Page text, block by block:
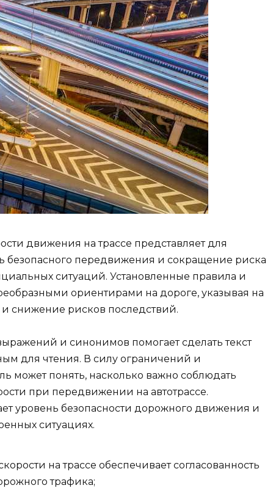
движения на трассе представляет для
безопасного передвижения и сокращение риска
ситуаций. Установленные правила и
ориентирами на дороге, указывая на
снижение рисков последствий.
и синонимов помогает сделать текст
для чтения. В силу ограничений и
может понять, насколько важно соблюдать
при передвижении на автотрассе.
уровень безопасности дорожного движения и
ситуациях.
на трассе обеспечивает согласованность
трафика;